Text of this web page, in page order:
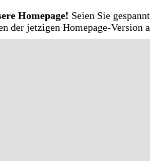
Homepage! Seien Sie
der jetzigen Homepage-Version